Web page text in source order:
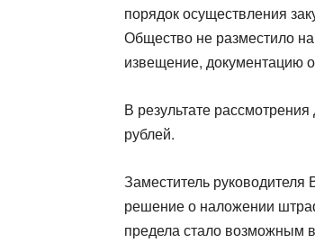
порядок осуществления
Общество не разместило
извещение, документацию
В результате
рублей.
Заместитель
решение о наложении
предела стало возможным